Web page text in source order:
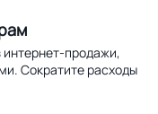
интернет-продажи,
Сократите расходы